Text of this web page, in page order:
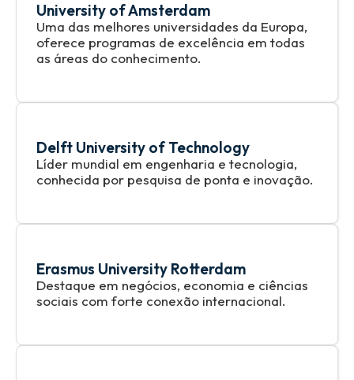
University of Amsterdam
Uma das melhores universidades da Europa,
oferece programas de excelência em todas
as áreas do conhecimento.
Delft University of Technology
Líder mundial em engenharia e tecnologia,
conhecida por pesquisa de ponta e inovação.
Erasmus University Rotterdam
Destaque em negócios, economia e ciências
sociais com forte conexão internacional.